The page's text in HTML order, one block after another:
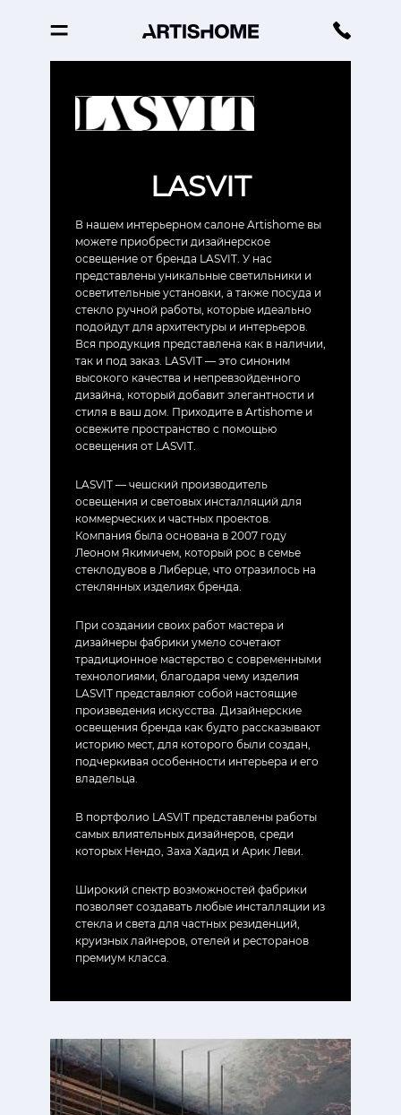
LASVIT
В нашем интерьерном салоне Artishome вы
можете приобрести дизайнерское
освещение от бренда LASVIT. У нас
представлены уникальные светильники и
осветительные установки, а также посуда и
стекло ручной работы, которые идеально
подойдут для архитектуры и интерьеров.
Вся продукция представлена как в наличии,
так и под заказ. LASVIT — это синоним
высокого качества и непревзойденного
дизайна, который добавит элегантности и
стиля в ваш дом. Приходите в Artishome и
освежите пространство с помощью
освещения от LASVIT.
LASVIT — чешский производитель
освещения и световых инсталляций для
коммерческих и частных проектов.
Компания была основана в 2007 году
Леоном Якимичем, который рос в семье
стеклодувов в Либерце, что отразилось на
стеклянных изделиях бренда.
При создании своих работ мастера и
дизайнеры фабрики умело сочетают
традиционное мастерство с современными
технологиями, благодаря чему изделия
LASVIT представляют собой настоящие
произведения искусства. Дизайнерские
освещения бренда как будто рассказывают
историю мест, для которого были создан,
подчеркивая особенности интерьера и его
владельца.
В портфолио LASVIT представлены работы
самых влиятельных дизайнеров, среди
которых Нендо, Заха Хадид и Арик Леви.
Широкий спектр возможностей фабрики
позволяет создавать любые инсталляции из
стекла и света для частных резиденций,
круизных лайнеров, отелей и ресторанов
премиум класса.